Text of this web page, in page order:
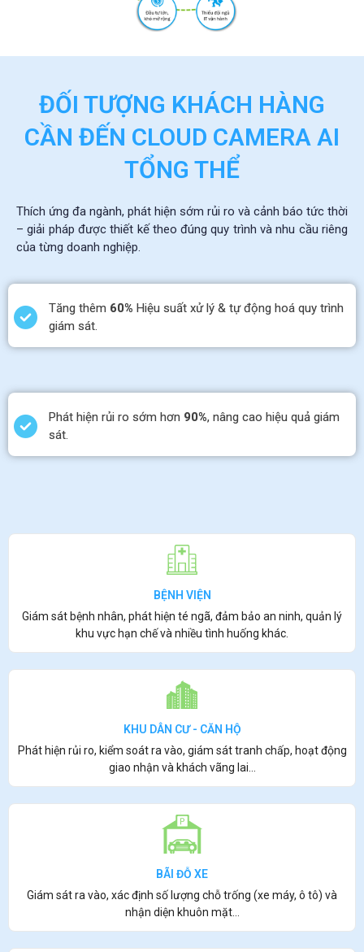
ĐỐI TƯỢNG KHÁCH HÀNG
CẦN ĐẾN CLOUD CAMERA AI
TỔNG THỂ
Thích ứng đa ngành, phát hiện sớm rủi ro và cảnh báo tức thời
– giải pháp được thiết kế theo đúng quy trình và nhu cầu riêng
của từng doanh nghiệp.
Tăng thêm 60% Hiệu suất xử lý & tự động hoá quy trình
giám sát.
Phát hiện rủi ro sớm hơn 90%, nâng cao hiệu quả giám
sát.
BỆNH VIỆN
Giám sát bệnh nhân, phát hiện té ngã, đảm bảo an ninh, quản lý
khu vực hạn chế và nhiều tình huống khác.
KHU DÂN CƯ - CĂN HỘ
Phát hiện rủi ro, kiểm soát ra vào, giám sát tranh chấp, hoạt động
giao nhận và khách vãng lai…
BÃI ĐỖ XE
Giám sát ra vào, xác định số lượng chỗ trống (xe máy, ô tô) và
nhận diện khuôn mặt…